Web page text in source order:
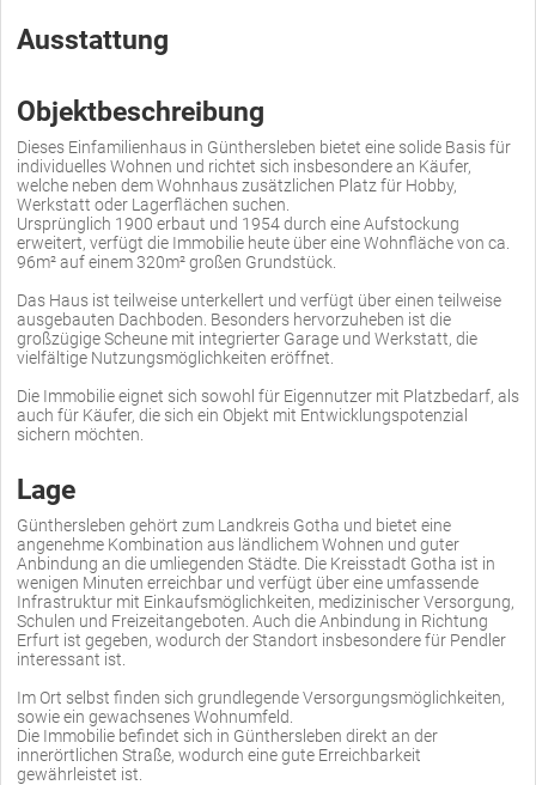
Ausstattung
Objektbeschreibung
Dieses Einfamilienhaus in Günthersleben bietet eine solide Basis für
individuelles Wohnen und richtet sich insbesondere an Käufer,
welche neben dem Wohnhaus zusätzlichen Platz für Hobby,
Werkstatt oder Lagerflächen suchen.
Ursprünglich 1900 erbaut und 1954 durch eine Aufstockung
erweitert, verfügt die Immobilie heute über eine Wohnfläche von ca.
96m² auf einem 320m² großen Grundstück.
Das Haus ist teilweise unterkellert und verfügt über einen teilweise
ausgebauten Dachboden. Besonders hervorzuheben ist die
großzügige Scheune mit integrierter Garage und Werkstatt, die
vielfältige Nutzungsmöglichkeiten eröffnet.
Die Immobilie eignet sich sowohl für Eigennutzer mit Platzbedarf, als
auch für Käufer, die sich ein Objekt mit Entwicklungspotenzial
sichern möchten.
Lage
Günthersleben gehört zum Landkreis Gotha und bietet eine
angenehme Kombination aus ländlichem Wohnen und guter
Anbindung an die umliegenden Städte. Die Kreisstadt Gotha ist in
wenigen Minuten erreichbar und verfügt über eine umfassende
Infrastruktur mit Einkaufsmöglichkeiten, medizinischer Versorgung,
Schulen und Freizeitangeboten. Auch die Anbindung in Richtung
Erfurt ist gegeben, wodurch der Standort insbesondere für Pendler
interessant ist.
Im Ort selbst finden sich grundlegende Versorgungsmöglichkeiten,
sowie ein gewachsenes Wohnumfeld.
Die Immobilie befindet sich in Günthersleben direkt an der
innerörtlichen Straße, wodurch eine gute Erreichbarkeit
gewährleistet ist.